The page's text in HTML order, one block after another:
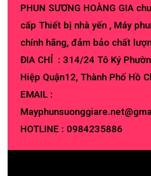
PHUN SƯƠNG HOÀNG GIA
cấp Thiết bị nhà yến , Máy
chính hãng, đảm bảo chất
ĐIA CHỈ : 314/24 Tô Ký
Hiệp Quận12, Thành Phố Hồ
EMAIL :
HOTLINE : 0984235886